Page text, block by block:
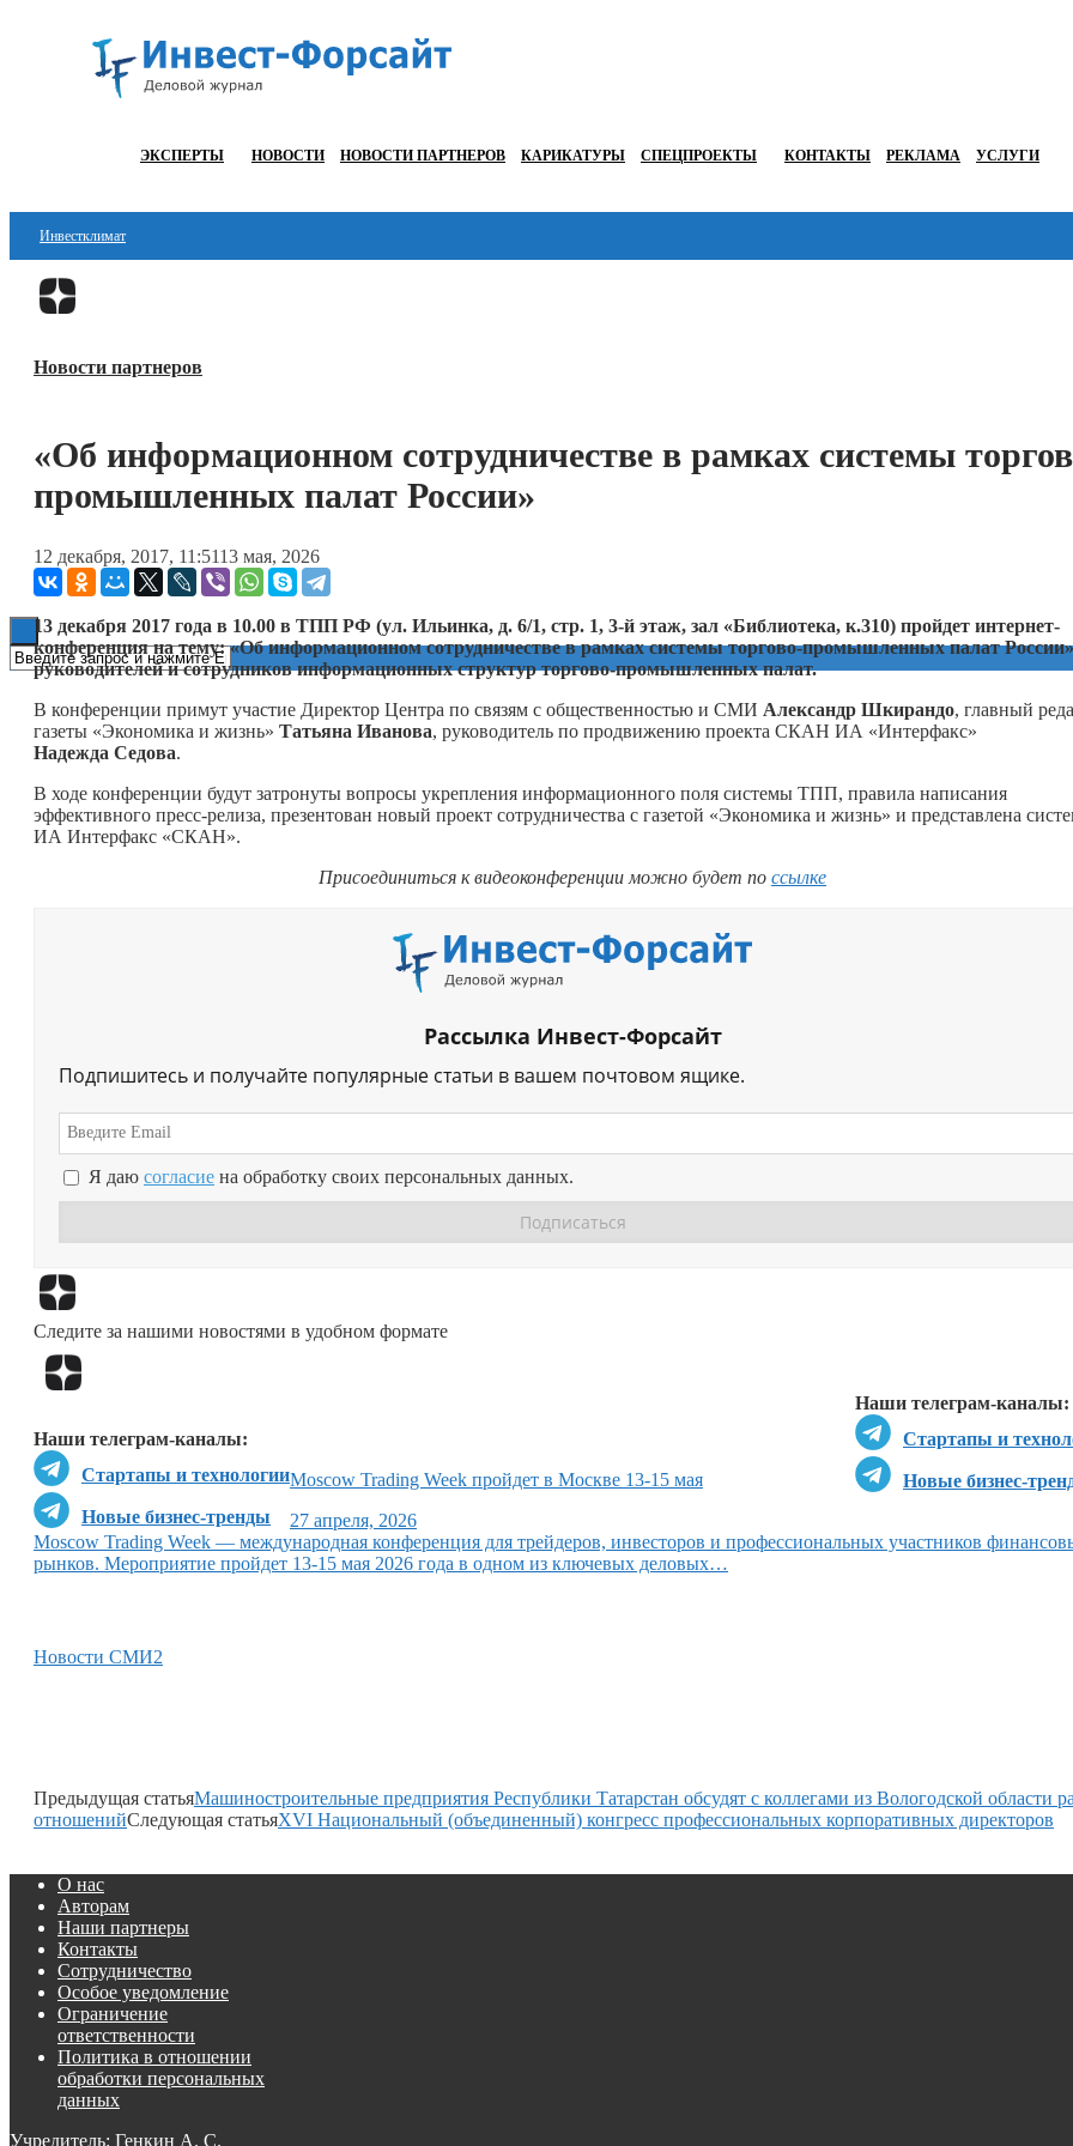
ЭКСПЕРТЫ НОВОСТИ НОВОСТИ ПАРТНЕРОВ КАРИКАТУРЫ СПЕЦПРОЕКТЫ КОНТАКТЫ РЕКЛАМА УСЛУГИ
Инвестклимат
Финансы
Блокчейн
Книги
Новости партнеров
«Об информационном сотрудничестве в рамках системы
промышленных палат России»
12 декабря, 2017, 11:5113 мая, 2026
13 декабря 2017 года в 10.00 в ТПП РФ (ул. Ильинка, д. 6/1, стр. 1, 3-й этаж, зал «Библиотека, к.310) пройдет интернет-
конференция на тему: «Об информационном сотрудничестве в рамках системы торгово-промышленных палат
руководителей и сотрудников информационных структур торгово-промышленных палат.
В конференции примут участие Директор Центра по связям с общественностью и СМИ Александр Шкирандо, главный
газеты «Экономика и жизнь» Татьяна Иванова, руководитель по продвижению проекта СКАН ИА «Интерфакс»
Надежда Седова.
В ходе конференции будут затронуты вопросы укрепления информационного поля системы ТПП, правила написания
эффективного пресс-релиза, презентован новый проект сотрудничества с газетой «Экономика и жизнь» и представлена
ИА Интерфакс «СКАН».
Присоединиться к видеоконференции можно будет по ссылке
Рассылка Инвест-Форсайт
Подпишитесь и получайте популярные статьи в вашем почтовом ящике.
Я даю согласие на обработку своих персональных данных.
Следите за нашими новостями в удобном формате
Наши телеграм-каналы:
Стартапы и
Новые бизнес-
Наши телеграм-каналы:
Стартапы и технологии
Новые бизнес-тренды
Moscow Trading Week пройдет в Москве 13-15 мая
27 апреля, 2026
Moscow Trading Week — международная конференция для трейдеров, инвесторов и профессиональных участников
рынков. Мероприятие пройдет 13-15 мая 2026 года в одном из ключевых деловых…
Новости СМИ2
Предыдущая статьяМашиностроительные предприятия Республики Татарстан обсудят с коллегами из Вологодской области
отношенийСледующая статьяXVI Национальный (объединенный) конгресс профессиональных корпоративных директоров
О нас
Авторам
Наши партнеры
Контакты
Сотрудничество
Особое уведомление
Ограничение
ответственности
Политика в отношении
обработки персональных
данных
Учредитель: Генкин А. С.